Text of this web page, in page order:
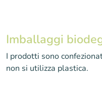
Imballaggi
I prodotti sono
non si utilizza plastica.